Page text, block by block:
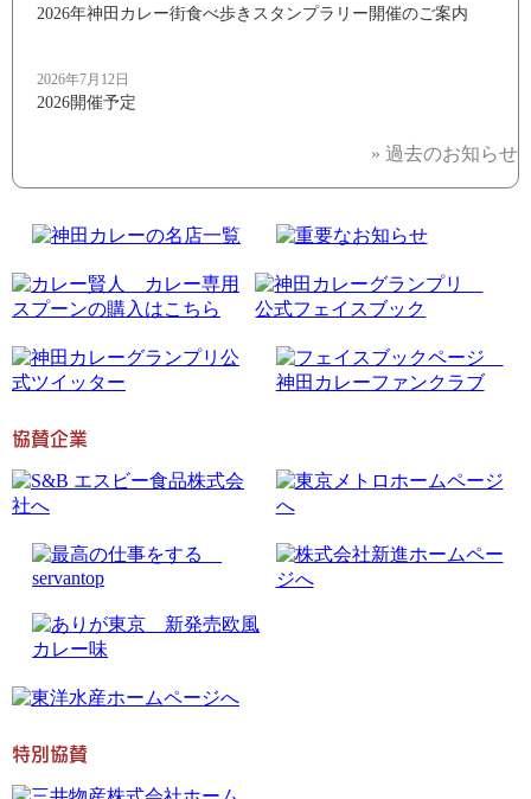
2026年神田カレー街食べ歩きスタンプラリー開催のご案内
2026年7月12日
2026開催予定
» 過去のお知らせ
協賛企業
特別協賛